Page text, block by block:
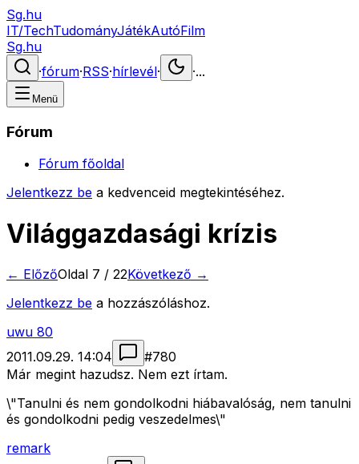
Sg.hu
IT/TechTudományJátékAutóFilm
Sg.hu
·fórum·RSS·hírlevél· ·...
Menü
Fórum
Fórum főoldal
Jelentkezz be a kedvenceid megtekintéséhez.
Világgazdasági krízis
← ElőzőOldal 7 / 22Következő →
Jelentkezz be a hozzászóláshoz.
uwu 80
2011.09.29. 14:04
#780
Már megint hazudsz. Nem ezt írtam.
\"Tanulni és nem gondolkodni hiábavalóság, nem tanulni
és gondolkodni pedig veszedelmes\"
remark